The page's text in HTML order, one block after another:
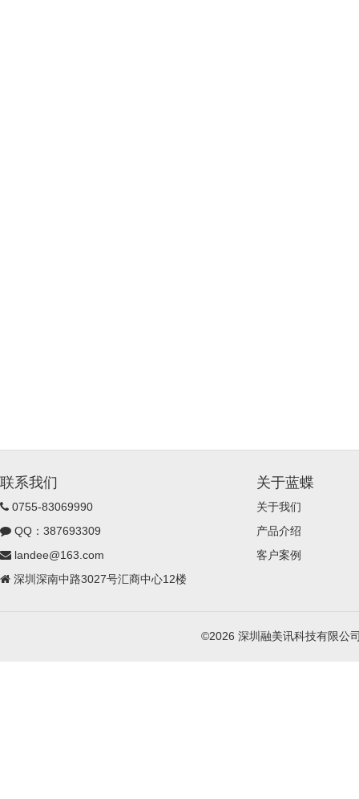
联系我们
0755-83069990
QQ：387693309
landee@163.com
深圳深南中路3027号汇商中心12楼
关于蓝蝶
关于我们
产品介绍
客户案例
©2026 深圳融美讯科技有限公